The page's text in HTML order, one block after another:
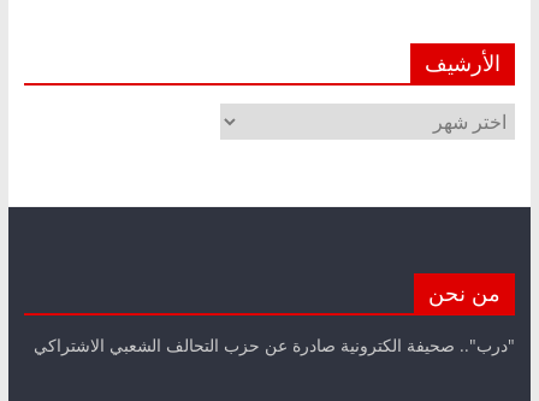
الأرشيف
الأرشيف
من نحن
"درب".. صحيفة الكترونية صادرة عن حزب التحالف الشعبي الاشتراكي